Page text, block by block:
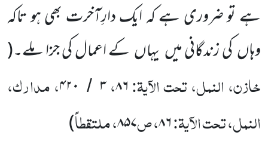
ہے تو ضروری ہے کہ ایک دارِآخرت بھی ہو تاکہ
وہاں کی زندگانی میں یہاں کے اعمال کی جزا ملے۔(
خازن، النمل، تحت الآیۃ:۸۶،۳ / ۴۲۰، مدارک،
النمل، تحت الآیۃ:۸۶، ص۸۵۷، ملتقطاً)